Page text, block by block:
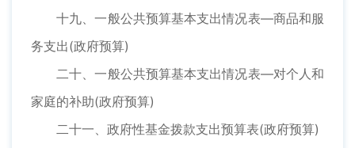
十九、一般公共预算基本支出情况表—商品和服
务支出(政府预算)
二十、一般公共预算基本支出情况表—对个人和
家庭的补助(政府预算)
二十一、政府性基金拨款支出预算表(政府预算)